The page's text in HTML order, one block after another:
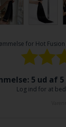
for Hot
5 ud af
Log ind for at